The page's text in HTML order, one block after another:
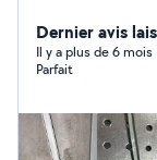
Travail propre
Disponible soirs et week-
réponse rapide.
Dernier avis
Il y a plus de 6 mois
Parfait